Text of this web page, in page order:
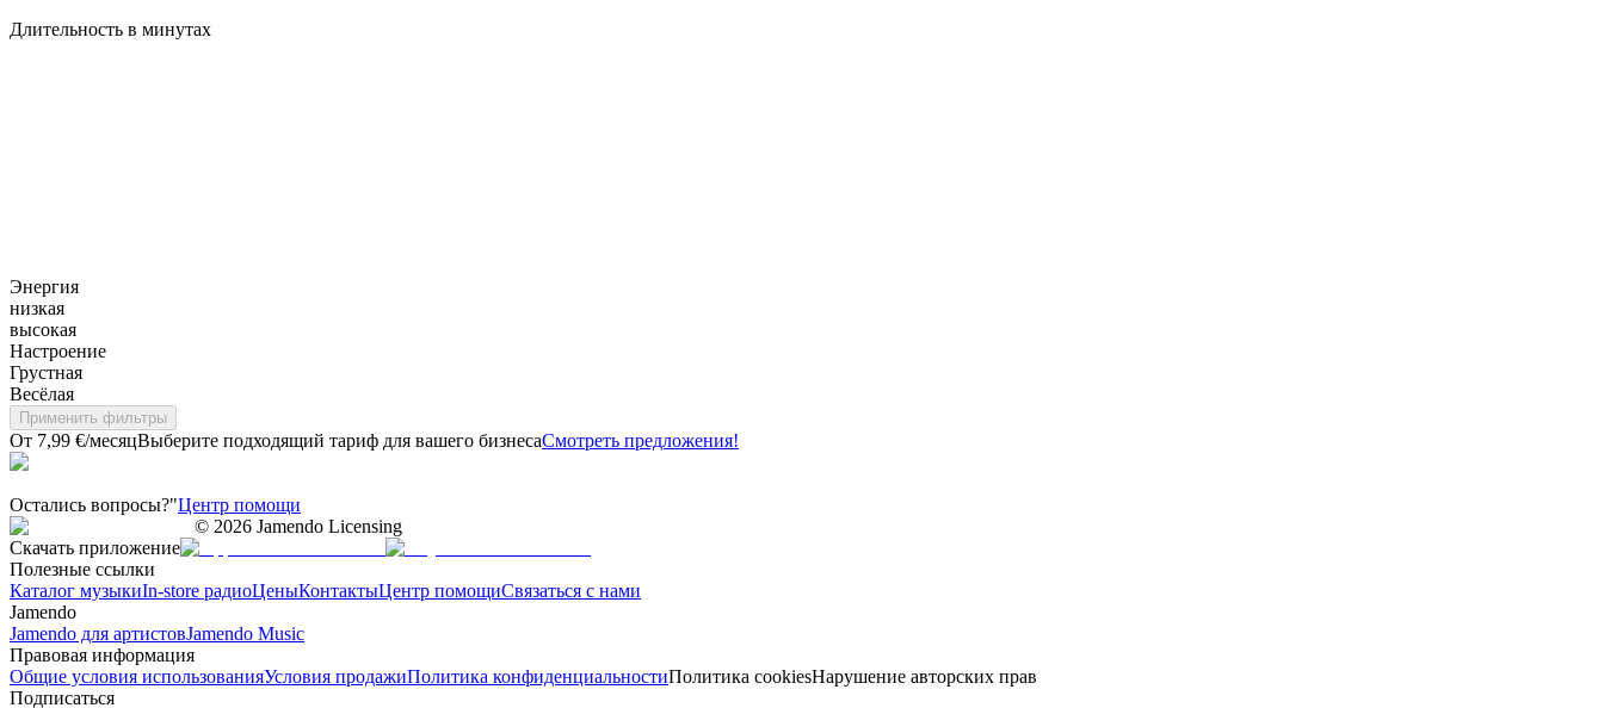
Длительность в минутах
Энергия
низкая
высокая
Настроение
Грустная
Весёлая
Применить фильтры
От 7,99 €/месяцВыберите подходящий тариф для вашего бизнесаСмотреть предложения!
Остались вопросы?"Центр помощи
© 2026 Jamendo Licensing
Скачать приложение
Полезные ссылки
Каталог музыкиIn-store радиоЦеныКонтактыЦентр помощиСвязаться с нами
Jamendo
Jamendo для артистовJamendo Music
Правовая информация
Общие условия использованияУсловия продажиПолитика конфиденциальностиПолитика cookiesНарушение авторских прав
Подписаться